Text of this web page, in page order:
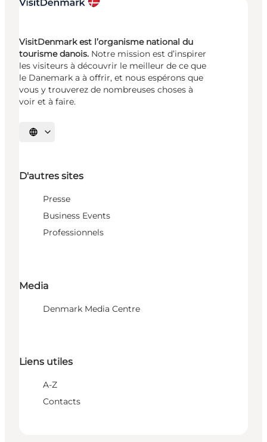
VisitDenmark est l’organisme national du
tourisme danois. Notre mission est d’inspirer
les visiteurs à découvrir le meilleur de ce que
le Danemark a à offrir, et nous espérons que
vous y trouverez de nombreuses choses à
voir et à faire.
Choisissez la langue
D'autres sites
Presse
Business Events
Professionnels
Media
Denmark Media Centre
Liens utiles
A-Z
Contacts